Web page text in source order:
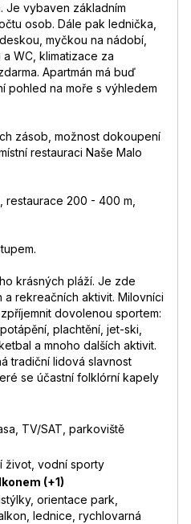
Je vybaven základním
osob. Dále pak lednička,
myčkou na nádobí,
WC, klimatizace za
Apartmán má buď
pohled na moře s výhledem
zásob, možnost dokoupení
restauraci Naše Malo
restaurace 200 - 400 m,
krásných pláží. Je zde
rekreačních aktivit. Milovníci
dovolenou sportem:
plachtění, jet-ski,
a mnoho dalších aktivit.
tradiční lidová slavnost
se účastní folklórní kapely
TV/SAT, parkoviště
život, vodní sporty
(+1)
orientace park,
lednice, rychlovarná